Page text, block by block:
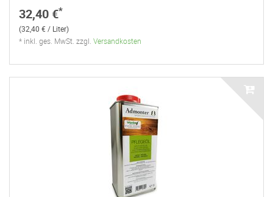
32,40 €*
(32,40 € / Liter)
* inkl. ges. MwSt. zzgl. Versandkosten